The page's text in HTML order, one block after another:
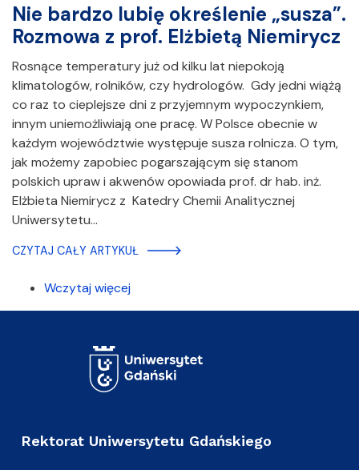
Nie bardzo lubię określenie „susza”.
Rozmowa z prof. Elżbietą Niemirycz
Rosnące temperatury już od kilku lat niepokoją
klimatologów, rolników, czy hydrologów. Gdy jedni wiążą
co raz to cieplejsze dni z przyjemnym wypoczynkiem,
innym uniemożliwiają one pracę. W Polsce obecnie w
każdym województwie występuje susza rolnicza. O tym,
jak możemy zapobiec pogarszającym się stanom
polskich upraw i akwenów opowiada prof. dr hab. inż.
Elżbieta Niemirycz z Katedry Chemii Analitycznej
Uniwersytetu…
CZYTAJ CAŁY ARTYKUŁ
Wczytaj więcej
Rektorat Uniwersytetu Gdańskiego